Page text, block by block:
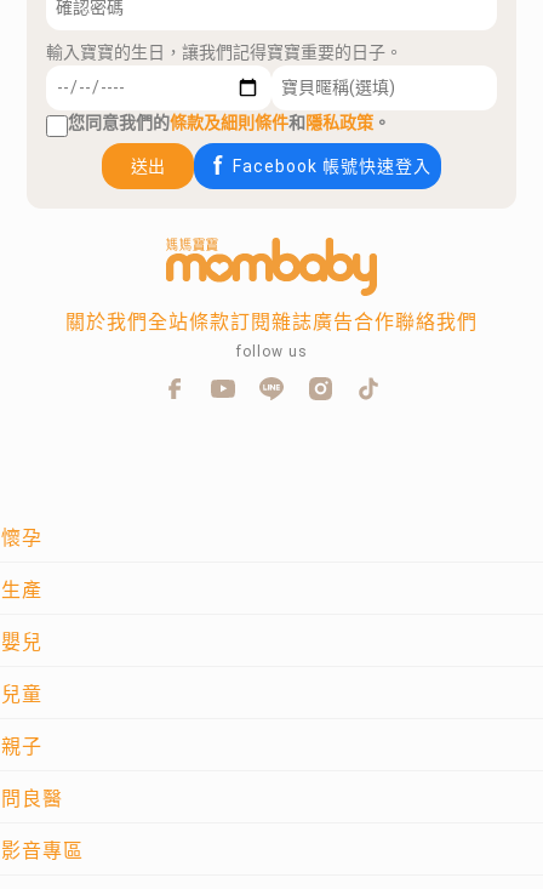
輸入寶寶的生日，讓我們記得寶寶重要的日子。
您同意我們的條款及細則條件和隱私政策 。
送出 Facebook 帳號快速登入
懷孕
生產
嬰兒
兒童
親子
問良醫
影音專區
關於我們全站條款訂閱雜誌廣告合作聯絡我們
follow us